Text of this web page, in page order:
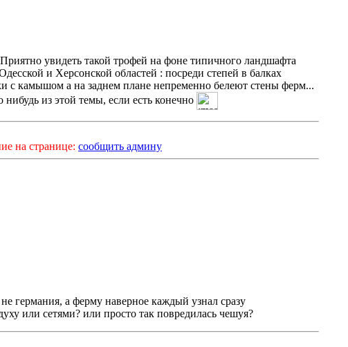
увидеть такой трофей на фоне типичного ландшафта
и Херсонской областей : посреди степей в балках
с камышом а на заднем плане непременно белеют стены ферм...
нибудь из этой темы, если есть конечно
на странице: сообщить админу
не германия, а ферму наверное каждый узнал сразу
или сетями? или просто так повредилась чешуя?